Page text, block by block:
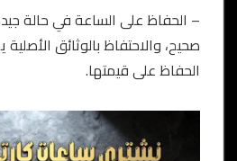
– الحفاظ على الساعة في حالة
صحيح، والاحتفاظ بالوثائق
الحفاظ على قيمتها.